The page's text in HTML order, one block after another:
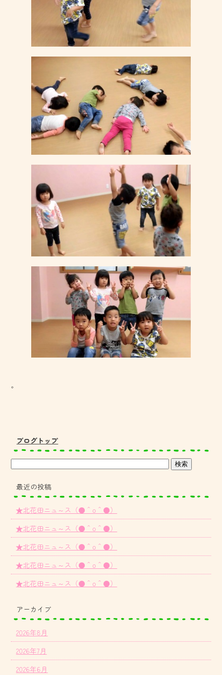
。
ブログトップ
最近の投稿
★北花田ニュ～ス（●＾o＾●）
★北花田ニュ～ス（●＾o＾●）
★北花田ニュ～ス（●＾o＾●）
★北花田ニュ～ス（●＾o＾●）
★北花田ニュ～ス（●＾o＾●）
アーカイブ
2026年8月
2026年7月
2026年6月